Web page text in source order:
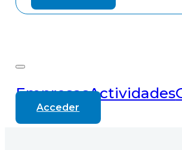
EmpresasActividades
Acceder